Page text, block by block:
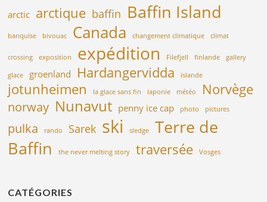
arctic arctique baffin Baffin Island
banquise bivouac Canada changement climatique climat
crossing exposition expédition Filefjell finlande gallery
glace groenland Hardangervidda islande
jotunheimen la glace sans fin laponie météo Norvège
norway Nunavut penny ice cap photo pictures
pulka rando Sarek ski sledge
Terre de
Baffin
the never melting story traversée Vosges
CATÉGORIES